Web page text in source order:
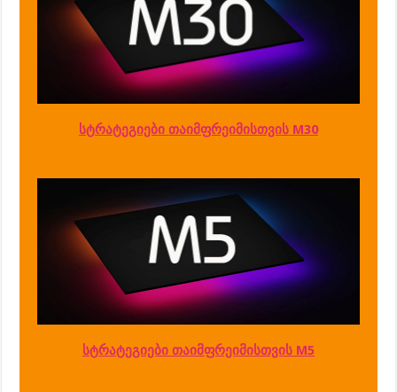
სტრატეგიები თაიმფრეიმისთვის M30
სტრატეგიები თაიმფრეიმისთვის M5